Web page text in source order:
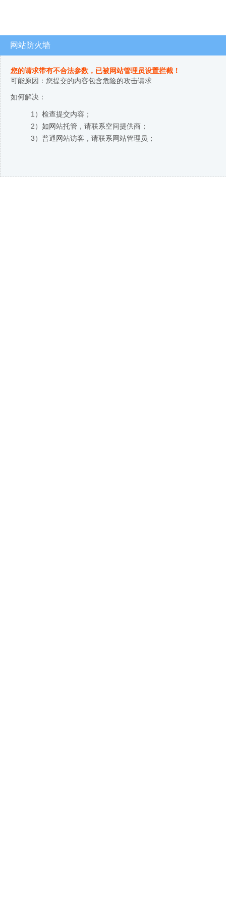
网站防火墙
您的请求带有不合法参数，已被网站管理员设置拦截！
可能原因：您提交的内容包含危险的攻击请求
如何解决：
1）检查提交内容；
2）如网站托管，请联系空间提供商；
3）普通网站访客，请联系网站管理员；